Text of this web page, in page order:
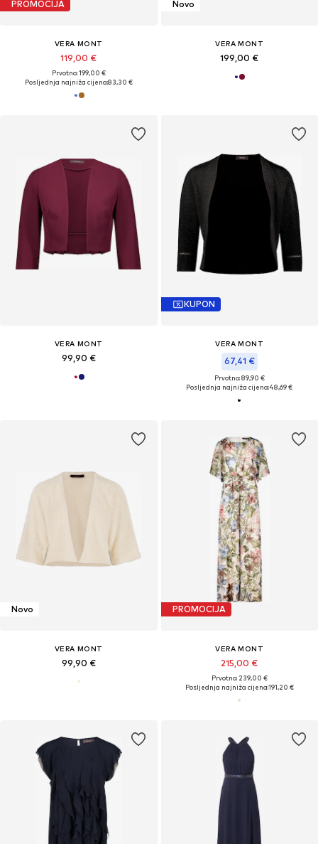
PROMOCIJA
VERA MONT
119,00 €
Prvotno: 199,00 €
Posljednja najniža cijena:83,30 €
Novo
VERA MONT
199,00 €
VERA MONT
99,90 €
KUPON
VERA MONT
67,41 €
Prvotno: 89,90 €
Posljednja najniža cijena:48,69 €
Novo
VERA MONT
99,90 €
PROMOCIJA
VERA MONT
215,00 €
Prvotno: 239,00 €
Posljednja najniža cijena:191,20 €